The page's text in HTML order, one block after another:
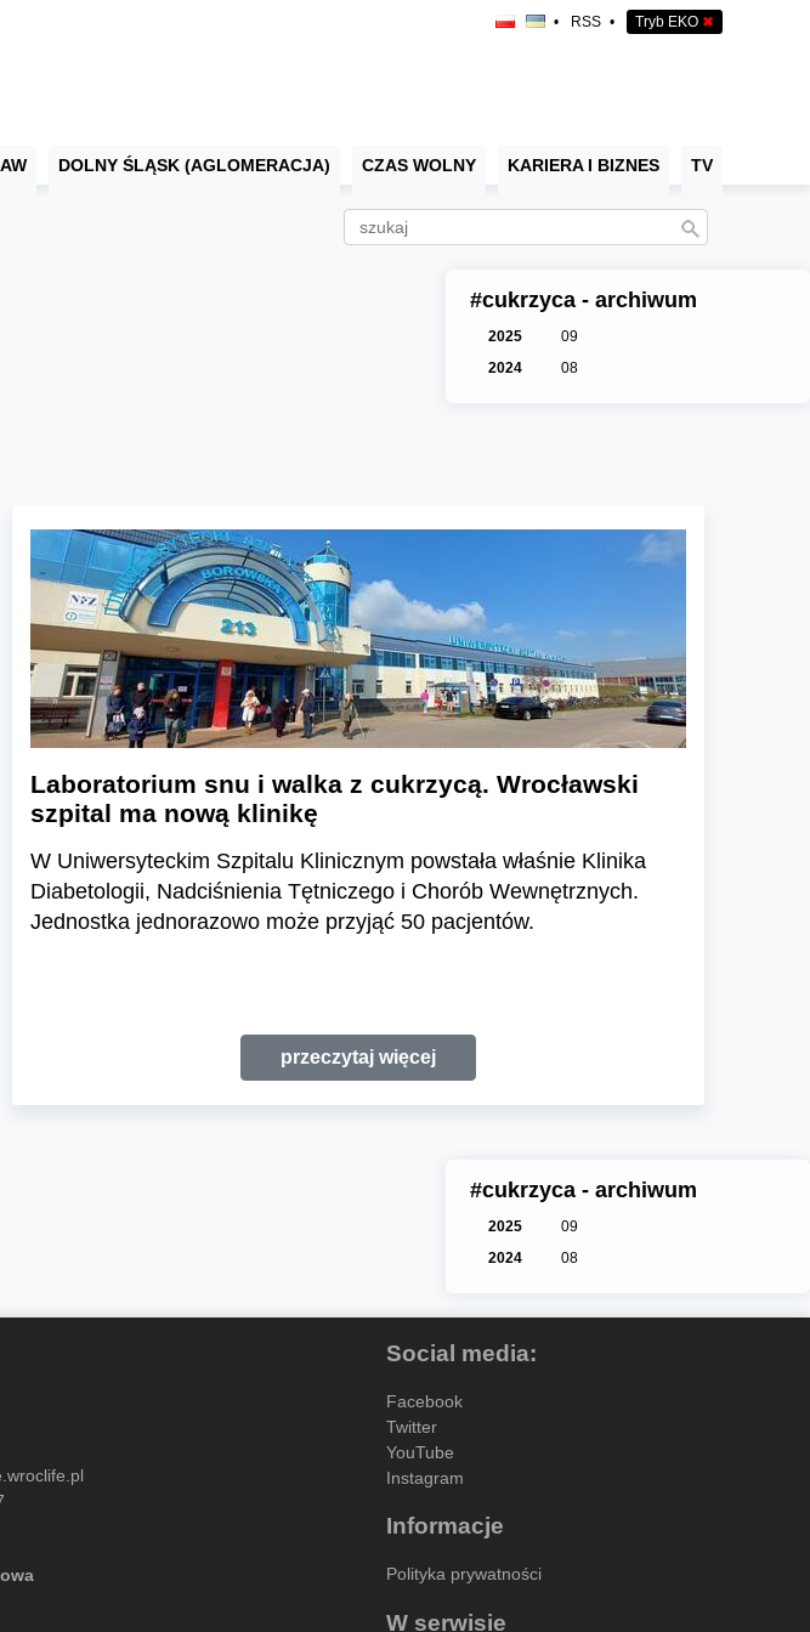
• RSS • Tryb EKO ✖
DOLNY ŚLĄSK (AGLOMERACJA) CZAS WOLNY KARIERA I BIZNES TV
#cukrzyca - archiwum
2025
09
2024
08
Laboratorium snu i walka z cukrzycą. Wrocławski
szpital ma nową klinikę
W Uniwersyteckim Szpitalu Klinicznym powstała właśnie Klinika
Diabetologii, Nadciśnienia Tętniczego i Chorób Wewnętrznych.
Jednostka jednorazowo może przyjąć 50 pacjentów.
przeczytaj więcej
#cukrzyca - archiwum
2025
09
2024
08
Social media:
Facebook
Twitter
YouTube
Instagram
Informacje
Polityka prywatności
W serwisie